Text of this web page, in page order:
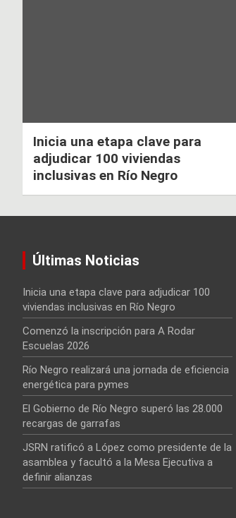
Inicia una etapa clave para
adjudicar 100 viviendas
inclusivas en Río Negro
Últimas Noticias
Inicia una etapa clave para adjudicar 100
viviendas inclusivas en Río Negro
Comenzó la inscripción para A Rodar
Escuelas 2026
Río Negro realizará una jornada de eficiencia
energética para pymes
El Gobierno de Río Negro superó las 28.000
recargas de garrafas
JSRN ratificó a López como presidente de la
asamblea y facultó a la Mesa Ejecutiva a
definir alianzas